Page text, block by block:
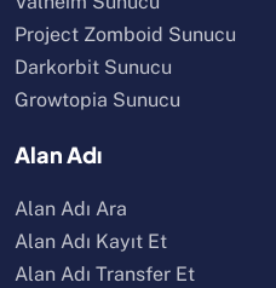
Project Zomboid Sunucu
Darkorbit Sunucu
Growtopia Sunucu
Alan Adı
Alan Adı Ara
Alan Adı Kayıt Et
Alan Adı Transfer Et